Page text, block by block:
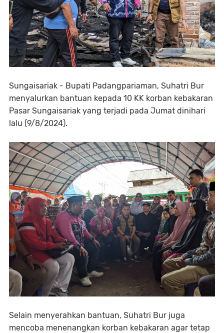
Sungaisariak - Bupati Padangpariaman, Suhatri Bur
menyalurkan bantuan kepada 10 KK korban kebakaran
Pasar Sungaisariak yang terjadi pada Jumat dinihari
lalu (9/8/2024).
Selain menyerahkan bantuan, Suhatri Bur juga
mencoba menenangkan korban kebakaran agar tetap